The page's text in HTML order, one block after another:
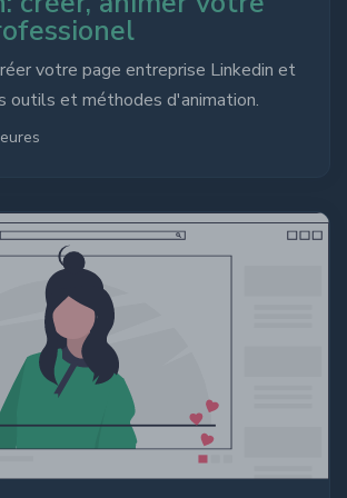
votre page entreprise Linkedin et
outils et méthodes d'animation.